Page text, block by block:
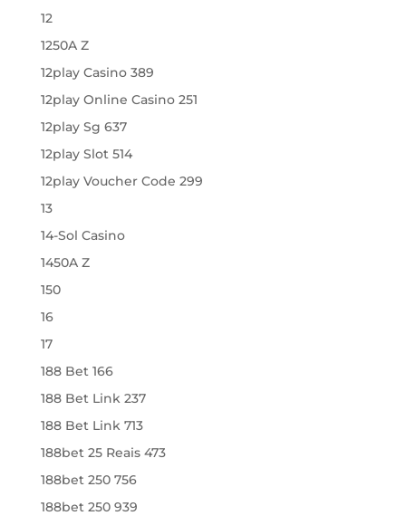
12
1250A Z
12play Casino 389
12play Online Casino 251
12play Sg 637
12play Slot 514
12play Voucher Code 299
13
14-Sol Casino
1450A Z
150
16
17
188 Bet 166
188 Bet Link 237
188 Bet Link 713
188bet 25 Reais 473
188bet 250 756
188bet 250 939